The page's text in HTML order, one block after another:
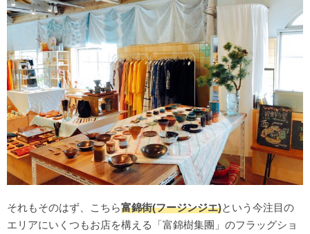
それもそのはず、こちら富錦街(フージンジエ)という今注目の
エリアにいくつもお店を構える「富錦樹集團」のフラッグショ